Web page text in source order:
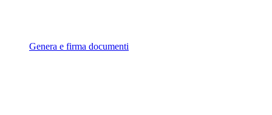
Genera e firma documenti